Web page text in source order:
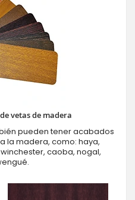
vetas de madera
pueden tener acabados
la madera, como: haya,
caoba, nogal,